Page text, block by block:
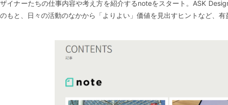
イナーたちの仕事内容や考え方を紹介するnoteをスタート。ASK
もと、日々の活動のなかから「よりよい」価値を見出すヒントなど、有